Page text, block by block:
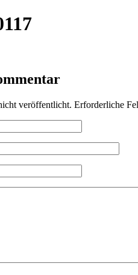
veröffentlicht. Erforderliche